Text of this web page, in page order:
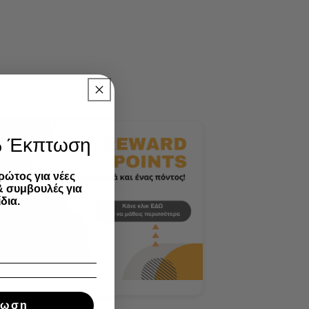
Έκπτωση
για νέες
συμβουλές για